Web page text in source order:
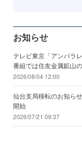
お知らせ
テレビ東京「アンパラ
番組では住友金属鉱山
2026/08/04 12:00
仙台支局移転のお知ら
開始
2026/07/21 09:37